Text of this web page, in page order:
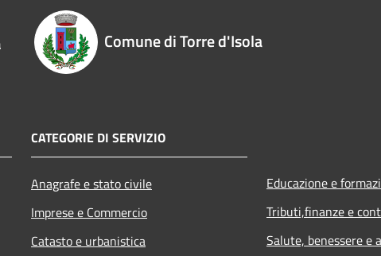
Comune di Torre d'Isola
CATEGORIE DI SERVIZIO
Anagrafe e stato civile
Imprese e Commercio
Catasto e urbanistica
Educazione e
Tributi,finanze e
Salute, benessere e